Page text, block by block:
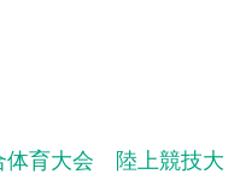
育大会 陸上競技大